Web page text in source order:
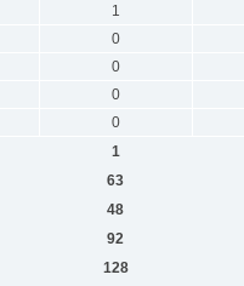
1
0
0
0
0
1
63
48
92
128